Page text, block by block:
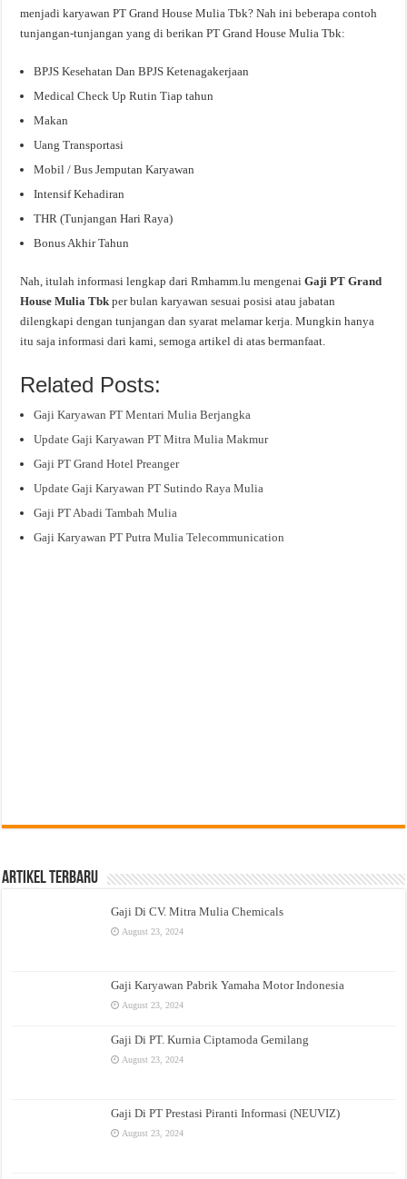
menjadi karyawan PT Grand House Mulia Tbk? Nah ini beberapa contoh
tunjangan-tunjangan yang di berikan PT Grand House Mulia Tbk:
BPJS Kesehatan Dan BPJS Ketenagakerjaan
Medical Check Up Rutin Tiap tahun
Makan
Uang Transportasi
Mobil / Bus Jemputan Karyawan
Intensif Kehadiran
THR (Tunjangan Hari Raya)
Bonus Akhir Tahun
Nah, itulah informasi lengkap dari Rmhamm.lu mengenaiGaji PT Grand
House Mulia Tbkper bulan karyawan sesuai posisi atau jabatan
dilengkapi dengan tunjangan dan syarat melamar kerja. Mungkin hanya
itu saja informasi dari kami, semoga artikel di atas bermanfaat.
Related Posts:
Gaji Karyawan PT Mentari Mulia Berjangka
Update Gaji Karyawan PT Mitra Mulia Makmur
Gaji PT Grand Hotel Preanger
Update Gaji Karyawan PT Sutindo Raya Mulia
Gaji PT Abadi Tambah Mulia
Gaji Karyawan PT Putra Mulia Telecommunication
Artikel Terbaru
Gaji Di CV. Mitra Mulia Chemicals
August 23, 2024
Gaji Karyawan Pabrik Yamaha Motor Indonesia
August 23, 2024
Gaji Di PT. Kurnia Ciptamoda Gemilang
August 23, 2024
Gaji Di PT Prestasi Piranti Informasi (NEUVIZ)
August 23, 2024